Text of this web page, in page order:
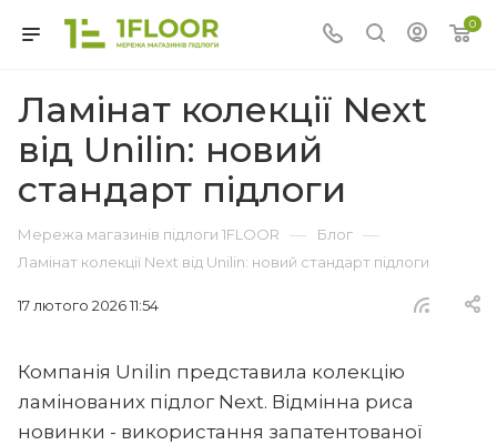
0
Ламінат колекції Next
від Unilin: новий
стандарт підлоги
Мережа магазинів підлоги 1FLOOR — Блог —
Ламінат колекції Next від Unilin: новий стандарт підлоги
17 лютого 2026 11:54
Компанія Unilin представила колекцію
ламінованих підлог Next. Відмінна риса
новинки - використання запатентованої